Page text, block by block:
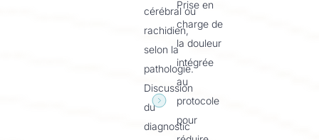
cérébral ou
rachidien,
selon la
pathologie.
Discussion
du
diagnostic
Prise en
charge de
la douleur
intégrée
au
protocole
pour